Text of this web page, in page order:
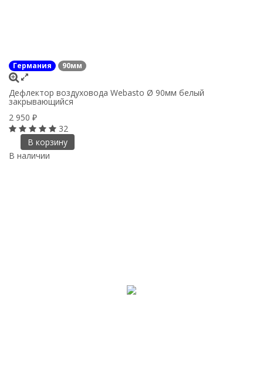
Германия 90мм
Дефлектор воздуховода Webasto Ø 90мм белый
закрывающийся
2 950 ₽
32
В корзину
В наличии